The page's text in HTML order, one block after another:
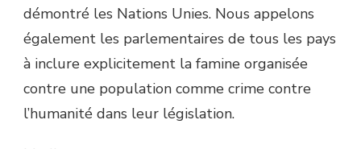
démontré les Nations Unies. Nous appelons
également les parlementaires de tous les pays
à inclure explicitement la famine organisée
contre une population comme crime contre
l’humanité dans leur législation.